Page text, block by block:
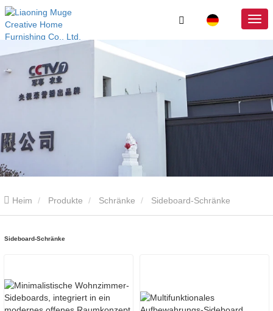
Heim Produkte Schränke Sideboard-Schränke
Sideboard-Schränke